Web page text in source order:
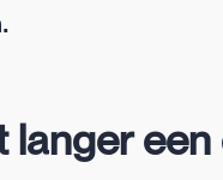
langer